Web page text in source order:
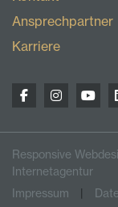
Ansprechpartner
Karriere
Responsive
Internetagentur
Impressum